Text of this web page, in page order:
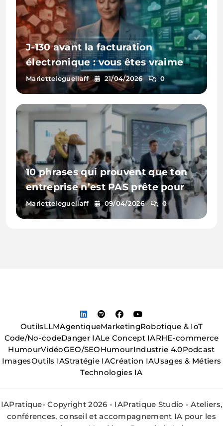
J-130 avant la facturation
électronique : vous êtes vraiment
prêt(e) ?
Marietteleguellaff 21/04/2026 0
10 phrases qui prouvent que ton
entreprise n’est PAS prête pour
l’IA
Marietteleguellaff 09/04/2026 0
OutilsLLMAgentiqueMarketingRobotique & IoT
Code/No-codeDanger IALe Concept IARHE-commerce
HumourVidéoGEO/SEOHumourIndustrie 4.0Podcast
ImagesOutils IAStratégie IACréation IAUsages & Métiers
Technologies IA
IAPratique- Copyright 2026 - IAPratique Studio - Ateliers,
conférences, conseil et accompagnement IA pour les